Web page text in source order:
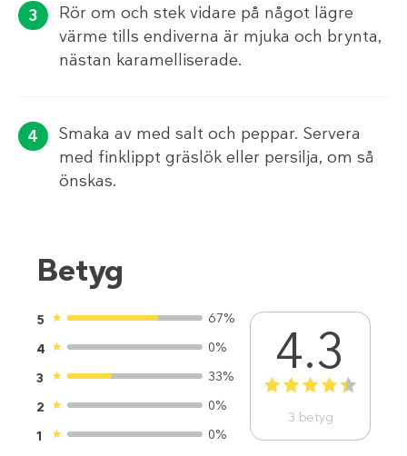
Rör om och stek vidare på något lägre
värme tills endiverna är mjuka och brynta,
nästan karamelliserade.
Smaka av med salt och peppar. Servera
med finklippt gräslök eller persilja, om så
önskas.
Betyg
5
67%
4
0%
3
33%
2
0%
1
0%
4.3
1 2 3 4 5
3 betyg